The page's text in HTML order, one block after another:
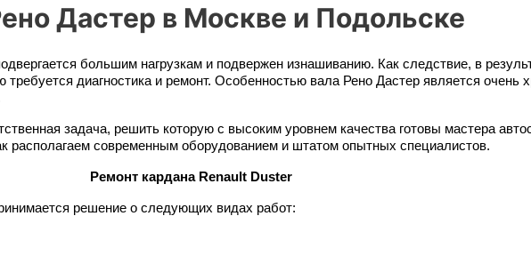
Дастер в Москве и Подольске
большим нагрузкам и подвержен изнашиванию. Как следствие, в
диагностика и ремонт. Особенностью вала Рено Дастер является
задача, решить которую с высоким уровнем качества готовы мастера
располагаем современным оборудованием и штатом опытных специалистов.
Ремонт кардана Renault Duster
решение о следующих видах работ: